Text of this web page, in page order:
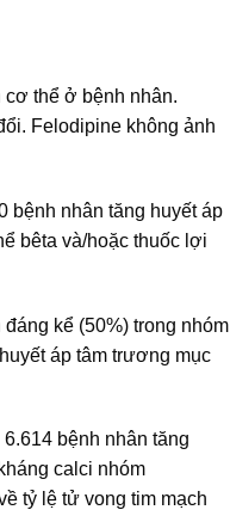
thể ở bệnh nhân.
Felodipine không ảnh
bệnh nhân tăng huyết áp
bêta và/hoặc thuốc lợi
kể (50%) trong nhóm
áp tâm trương mục
bệnh nhân tăng
calci nhóm
tỷ lệ tử vong tim mạch